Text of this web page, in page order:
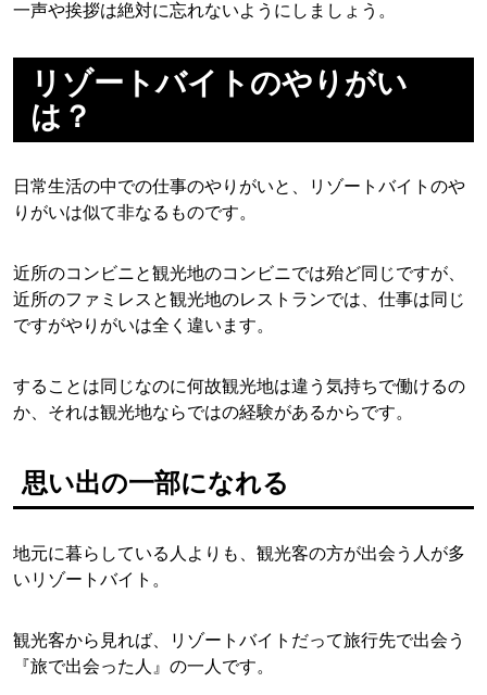
一声や挨拶は絶対に忘れないようにしましょう。
リゾートバイトのやりがい
は？
日常生活の中での仕事のやりがいと、リゾートバイトのや
りがいは似て非なるものです。
近所のコンビニと観光地のコンビニでは殆ど同じですが、
近所のファミレスと観光地のレストランでは、仕事は同じ
ですがやりがいは全く違います。
することは同じなのに何故観光地は違う気持ちで働けるの
か、それは観光地ならではの経験があるからです。
思い出の一部になれる
地元に暮らしている人よりも、観光客の方が出会う人が多
いリゾートバイト。
観光客から見れば、リゾートバイトだって旅行先で出会う
『旅で出会った人』の一人です。